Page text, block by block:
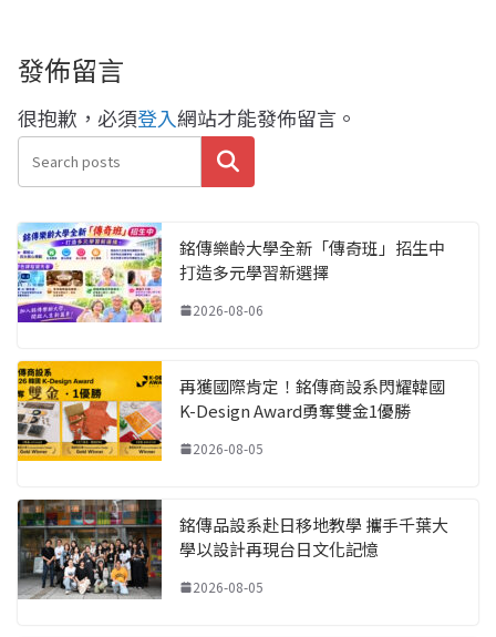
發佈留言
很抱歉，必須登入網站才能發佈留言。
搜尋
銘傳樂齡大學全新「傳奇班」招生中
打造多元學習新選擇
2026-08-06
再獲國際肯定！銘傳商設系閃耀韓國
K-Design Award勇奪雙金1優勝
2026-08-05
銘傳品設系赴日移地教學 攜手千葉大
學以設計再現台日文化記憶
2026-08-05